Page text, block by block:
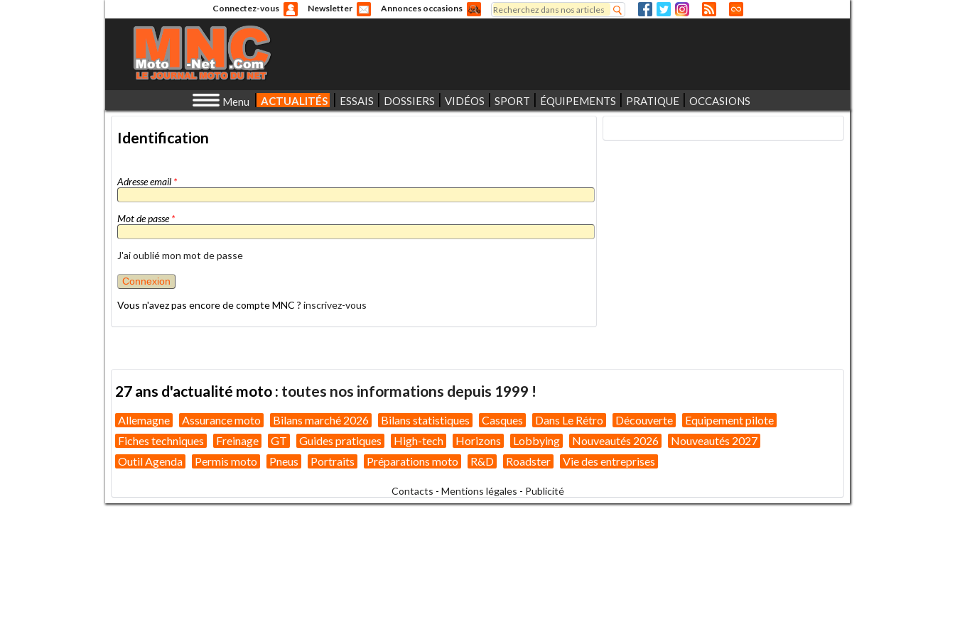
Connectez-vous Newsletter Annonces occasions
Formulaire de recherche
Rechercher
Menu ACTUALITÉS ESSAIS DOSSIERS VIDÉOS SPORT ÉQUIPEMENTS PRATIQUE OCCASIONS
Identification
Adresse email *
Mot de passe*
J'ai oublié mon mot de passe
Vous n'avez pas encore de compte MNC ? inscrivez-vous
27 ans d'actualité moto : toutes nos informations depuis 1999 !
Allemagne Assurance moto Bilans marché 2026 Bilans statistiques Casques Dans Le Rétro Découverte
Equipement pilote
Fiches techniques
Freinage GT Guides pratiques High-tech Horizons Lobbying Nouveautés 2026
Nouveautés 2027
Outil Agenda
Permis moto Pneus Portraits Préparations moto R&D Roadster Vie des entreprises
Contacts - Mentions légales - Publicité